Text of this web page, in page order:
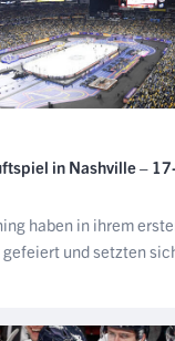
in Nashville – 17-
haben in ihrem
und setzten